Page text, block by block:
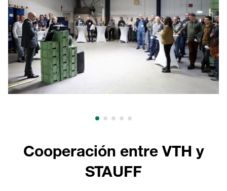
Cooperación entre VTH y
STAUFF